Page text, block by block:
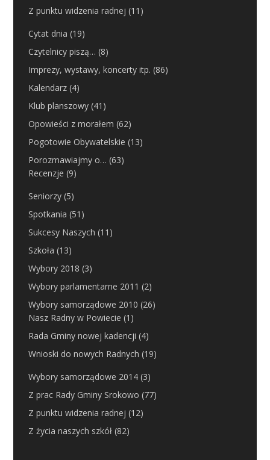
Z punktu widzenia radnej (11)
Cytat dnia (19)
Czytelnicy piszą… (8)
Imprezy, wystawy, koncerty itp. (86)
Kalendarz(4)
Klub planszowy(41)
Opowieści z morałem (62)
Pogotowie Obywatelskie (13)
Porozmawiajmy o… (63)
Recenzje (9)
Seniorzy(5)
Spotkania (51)
Sukcesy Naszych (11)
Szkoła (13)
Wybory 2018 (3)
Wybory parlamentarne 2011 (2)
Wybory samorządowe 2010 (26)
Nasz Radny w Powiecie (1)
Rada Gminy nowej kadencji (4)
Wnioski do nowych Radnych (19)
Wybory samorządowe 2014(3)
Z prac Rady Gminy Srokowo (77)
Z punktu widzenia radnej (12)
Z życia naszych szkół(82)